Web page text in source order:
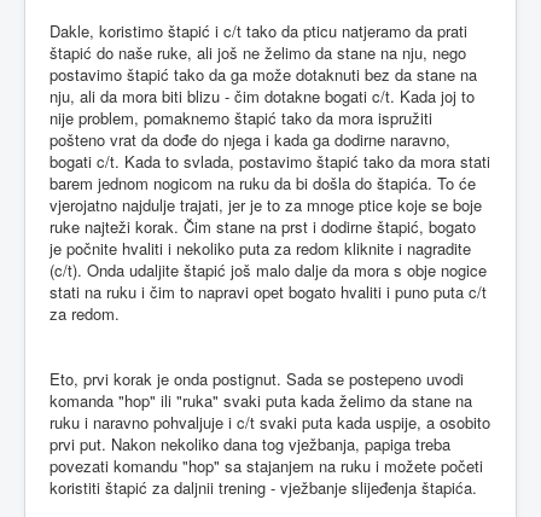
Dakle, koristimo štapić i c/t tako da pticu natjeramo da prati
štapić do naše ruke, ali još ne želimo da stane na nju, nego
postavimo štapić tako da ga može dotaknuti bez da stane na
nju, ali da mora biti blizu - čim dotakne bogati c/t. Kada joj to
nije problem, pomaknemo štapić tako da mora ispružiti
pošteno vrat da dođe do njega i kada ga dodirne naravno,
bogati c/t. Kada to svlada, postavimo štapić tako da mora stati
barem jednom nogicom na ruku da bi došla do štapića. To će
vjerojatno najdulje trajati, jer je to za mnoge ptice koje se boje
ruke najteži korak. Čim stane na prst i dodirne štapić, bogato
je počnite hvaliti i nekoliko puta za redom kliknite i nagradite
(c/t). Onda udaljite štapić još malo dalje da mora s obje nogice
stati na ruku i čim to napravi opet bogato hvaliti i puno puta c/t
za redom.
Eto, prvi korak je onda postignut. Sada se postepeno uvodi
komanda "hop" ili "ruka" svaki puta kada želimo da stane na
ruku i naravno pohvaljuje i c/t svaki puta kada uspije, a osobito
prvi put. Nakon nekoliko dana tog vježbanja, papiga treba
povezati komandu "hop" sa stajanjem na ruku i možete početi
koristiti štapić za daljnii trening - vježbanje slijeđenja štapića.